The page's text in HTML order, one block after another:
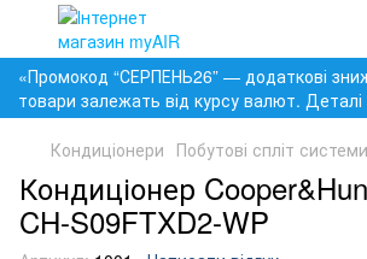
«Промокод “СЕРПЕНЬ26” — додаткові
товари залежать від курсу валют.
Кондиціонери Побутові спліт системи
Кондиціонер
CH-S09FTXD2-WP